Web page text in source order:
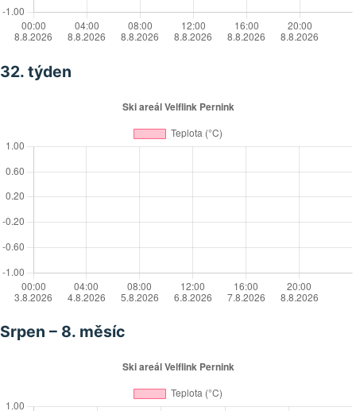
32. týden
Srpen – 8. měsíc